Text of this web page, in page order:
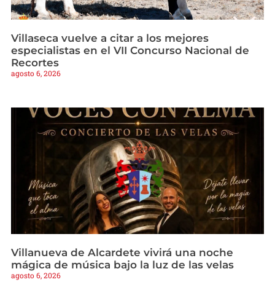
Villaseca vuelve a citar a los mejores
especialistas en el VII Concurso Nacional de
Recortes
agosto 6, 2026
Villanueva de Alcardete vivirá una noche
mágica de música bajo la luz de las velas
agosto 6, 2026